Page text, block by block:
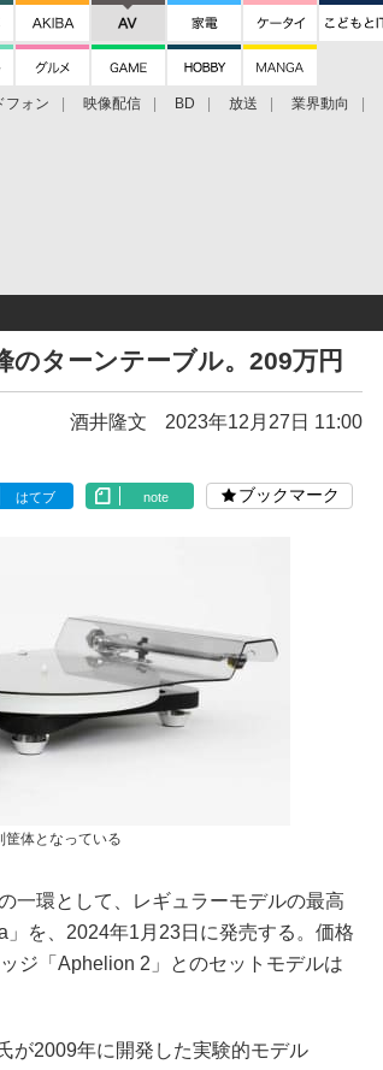
フォン 映像配信 BD 放送 業界動向
ターンテーブル。209万円
酒井隆文 2023年12月27日 11:00
はてブ note ブックマーク
体となっている
一環として、レギュラーモデルの最高
を、2024年1月23日に発売する。価格
ジ「Aphelion 2」とのセットモデルは
が2009年に開発した実験的モデル